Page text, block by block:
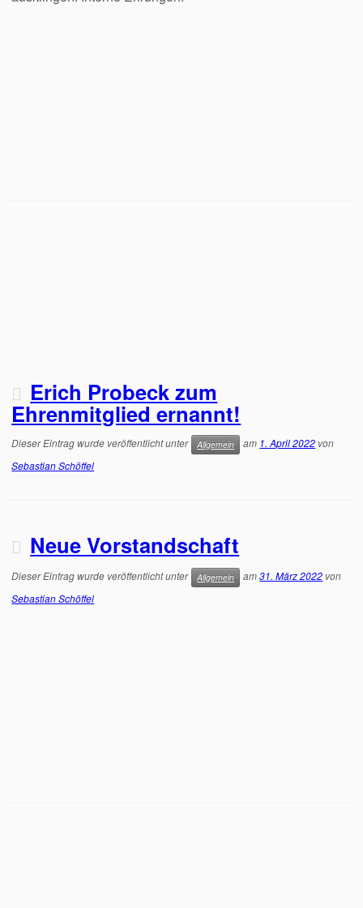
Erich Probeck zum
Ehrenmitglied ernannt!
Dieser Eintrag wurde veröffentlicht unter Allgemein am 1. April 2022 von
Sebastian Schöffel
Neue Vorstandschaft
Dieser Eintrag wurde veröffentlicht unter Allgemein am31. März 2022 von
Sebastian Schöffel